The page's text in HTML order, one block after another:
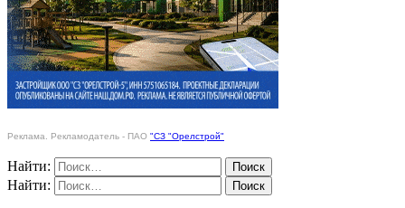
Реклама. Рекламодатель - ПАО "СЗ "Орелстрой"
Найти:
Найти: